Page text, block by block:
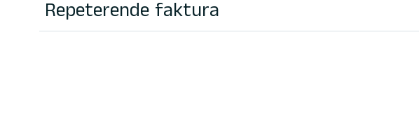
fakturaprint? Er det lettest å sende på e-post? La heller Unimicro
Repeterende faktura
Har du kunder som abonnerer på varer eller tjenester hos deg?